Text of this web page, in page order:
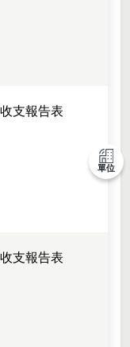
單位
支報告表
支報告表-附件01.pdf
支報告表
支報告表-附件01.pdf